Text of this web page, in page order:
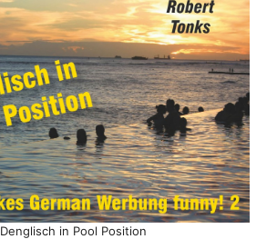
Denglisch in Pool Position